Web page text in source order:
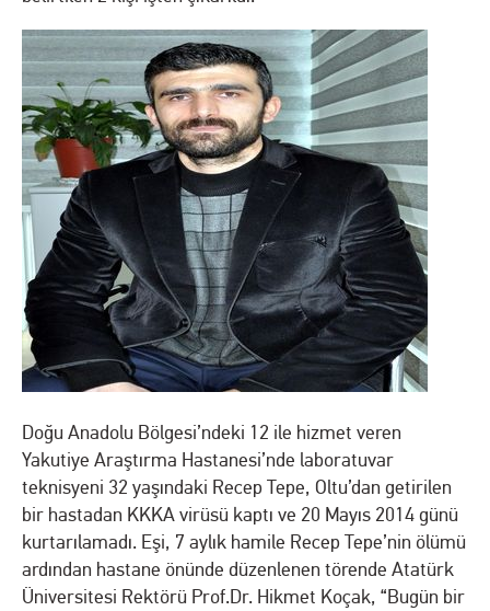
Doğu Anadolu Bölgesi’ndeki 12 ile hizmet veren
Yakutiye Araştırma Hastanesi’nde laboratuvar
teknisyeni 32 yaşındaki Recep Tepe, Oltu’dan getirilen
bir hastadan KKKA virüsü kaptı ve 20 Mayıs 2014 günü
kurtarılamadı. Eşi, 7 aylık hamile Recep Tepe’nin ölümü
ardından hastane önünde düzenlenen törende Atatürk
Üniversitesi Rektörü Prof.Dr. Hikmet Koçak, “Bugün bir